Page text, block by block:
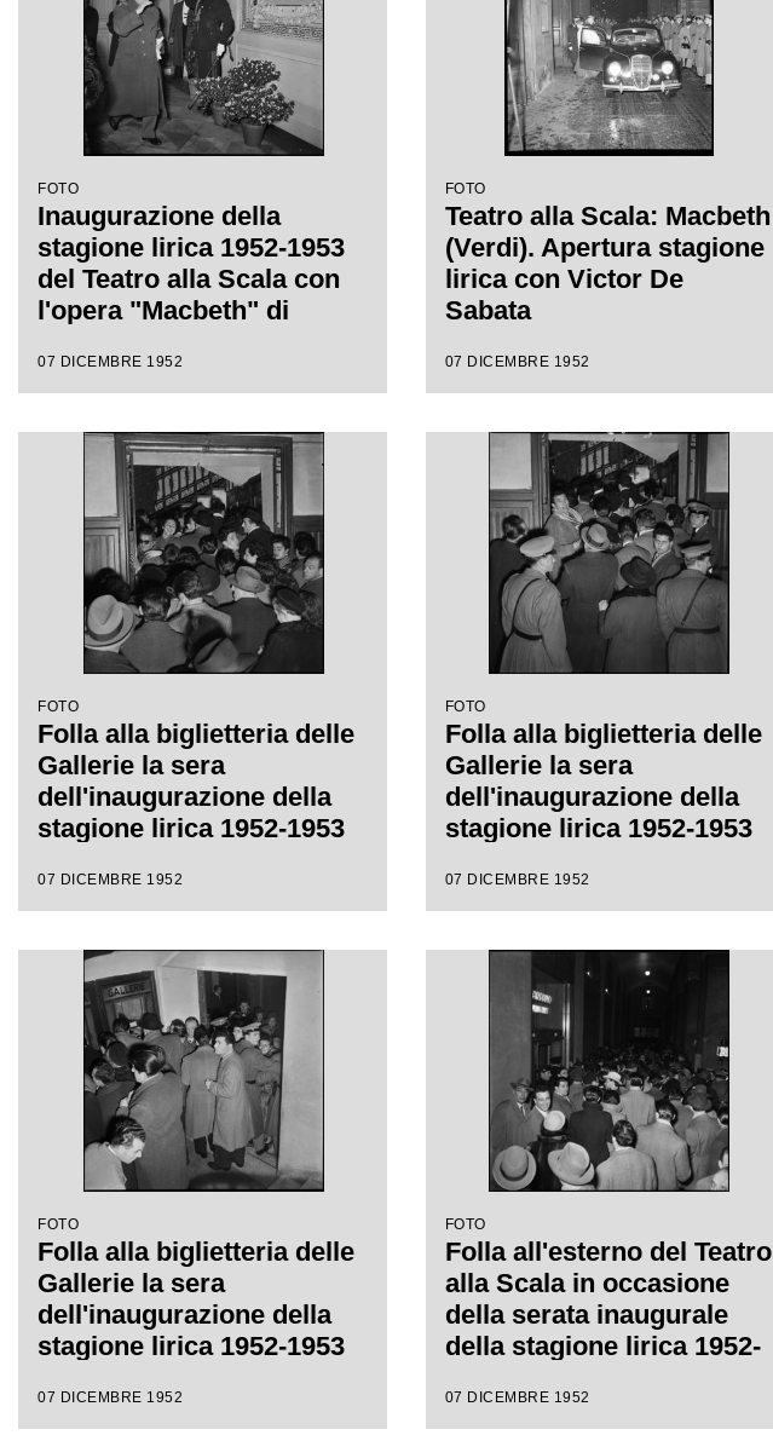
FOTO
Inaugurazione della
stagione lirica 1952-1953
del Teatro alla Scala con
l'opera "Macbeth" di
Victor de Sabata, con la
07 DICEMBRE 1952
FOTO
Teatro alla Scala: Macbeth
(Verdi). Apertura stagione
lirica con Victor De
Sabata
07 DICEMBRE 1952
FOTO
Folla alla biglietteria delle
Gallerie la sera
dell'inaugurazione della
stagione lirica 1952-1953
l'opera "Macbeth", di
Victor de Sabata, con la
regia di Carl Ebert
07 DICEMBRE 1952
FOTO
Folla alla biglietteria delle
Gallerie la sera
dell'inaugurazione della
stagione lirica 1952-1953
l'opera "Macbeth", di
Victor de Sabata, con la
regia di Carl Ebert
07 DICEMBRE 1952
FOTO
Folla alla biglietteria delle
Gallerie la sera
dell'inaugurazione della
stagione lirica 1952-1953
l'opera "Macbeth", di
07 DICEMBRE 1952
FOTO
Folla all'esterno del Teatro
alla Scala in occasione
della serata inaugurale
della stagione lirica 1952-
"Macbeth" di Giuseppe
07 DICEMBRE 1952